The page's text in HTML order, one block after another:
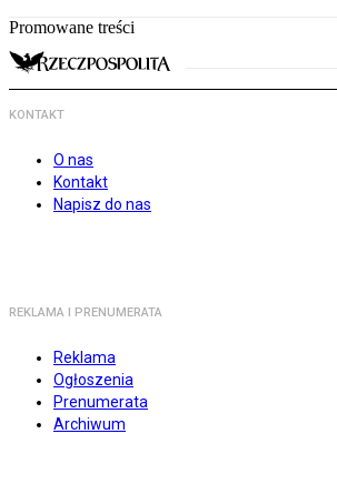
Promowane treści
KONTAKT
O nas
Kontakt
Napisz do nas
REKLAMA I PRENUMERATA
Reklama
Ogłoszenia
Prenumerata
Archiwum